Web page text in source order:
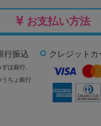
お支払い方法
行振込
ずほ銀行、
うちょ銀行
クレジットカ